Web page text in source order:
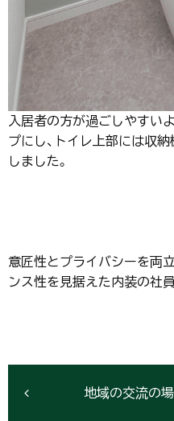
入居者の方が過ごしやすい
プにし、トイレ上部には収
しました。
意匠性とプライバシーを両
ンス性を見据えた内装の社
地域の交流の